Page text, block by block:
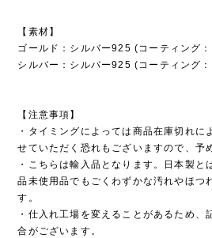
【素材】
ゴールド：シルバー925 (コーティング
シルバー：シルバー925 (コーティング
【注意事項】
・タイミングによっては商品在庫切れに
せていただく恐れもございますので、予
・こちらは輸入品となります。日本製と
品未使用品でもごくわずかな汚れやほつ
す。
・仕入れ工場を変えることがあるため、
合がございます。